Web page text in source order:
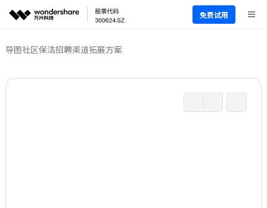
免费试用
导图社区保洁招聘渠道拓展方案